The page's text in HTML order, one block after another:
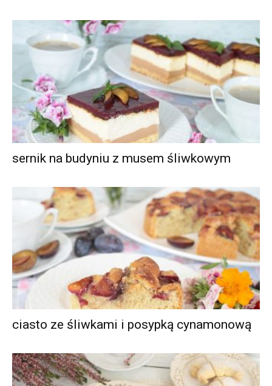
sernik na budyniu z musem śliwkowym
ciasto ze śliwkami i posypką cynamonową